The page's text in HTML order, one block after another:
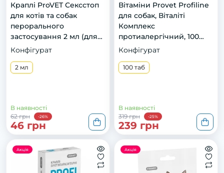
Краплі ProVET Сексcтоп
для котів та собак
перорального
застосування 2 мл (для
регуляції статевої
Конфігурат
2 мл
В наявності
62 грн
-26%
46 грн
Вітаміни Provet Profiline
для собак, Віталіті
Комплекс
протиалергічний, 100
таб.
Конфігурат
100 таб
В наявності
319 грн
-25%
239 грн
Акція Акція